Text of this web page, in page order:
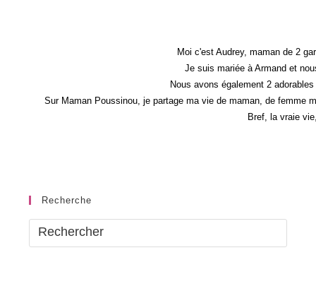
Moi c'est Audrey, maman de 2
Je suis mariée à Armand et
Nous avons également 2
Sur Maman Poussinou, je partage ma vie de maman, de femme
Bref, la vraie
Recherche